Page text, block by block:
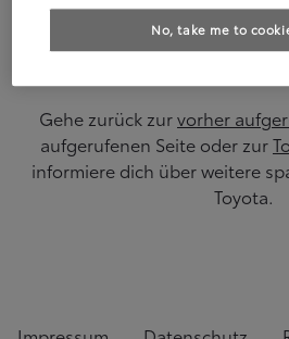
Die angeforderte Seite kann
werden.
Gehe zurück zurvorher
aufgerufenen Seite oder zur
informiere dich über weitere
Toyota.
No, take me to